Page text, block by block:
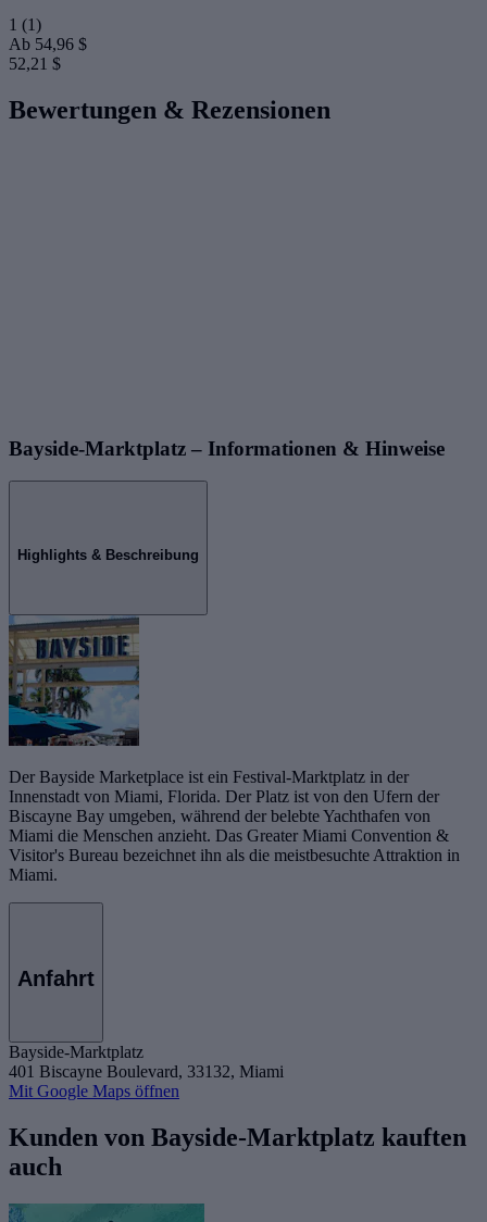
1 (1)
Ab 54,96 $
52,21 $
Bewertungen & Rezensionen
Bayside-Marktplatz – Informationen & Hinweise
Highlights & Beschreibung
Der Bayside Marketplace ist ein Festival-Marktplatz in der
Innenstadt von Miami, Florida. Der Platz ist von den Ufern der
Biscayne Bay umgeben, während der belebte Yachthafen von
Miami die Menschen anzieht. Das Greater Miami Convention &
Visitor's Bureau bezeichnet ihn als die meistbesuchte Attraktion in
Miami.
Anfahrt
Bayside-Marktplatz
401 Biscayne Boulevard, 33132, Miami
Mit Google Maps öffnen
Kunden von Bayside-Marktplatz kauften
auch